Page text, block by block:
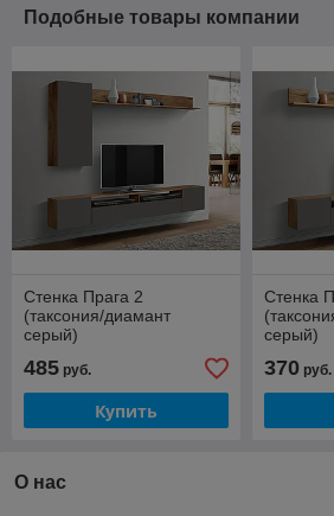
Подобные товары компании
Стенка Прага 2
(таксония/диамант
серый)
485 руб.
Купить
Стенка
серый)
370руб.
О нас